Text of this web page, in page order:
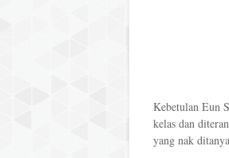
Kebetulan Eun
kelas dan
yang nak